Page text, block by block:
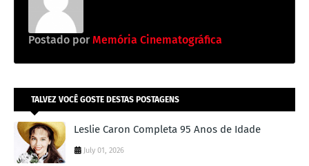
Postado por Memória Cinematográfica
TALVEZ VOCÊ GOSTE DESTAS POSTAGENS
Leslie Caron Completa 95 Anos de Idade
July 01, 2026